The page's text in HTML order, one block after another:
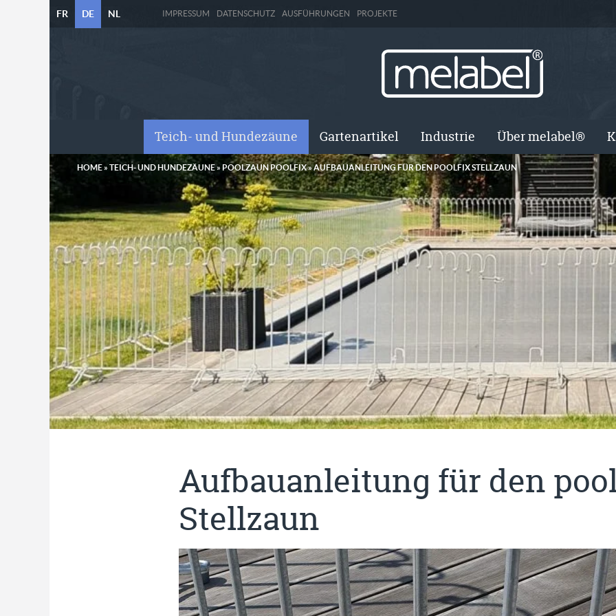
FR DE NL IMPRESSUM DATENSCHUTZ AUSFÜHRUNGEN PROJEKTE
Teich- und Hundezäune Gartenartikel Industrie Über melabel®
HOME » TEICH- UND HUNDEZÄUNE» POOLZAUN POOLFIX»AUFBAUANLEITUNG FÜR DEN POOLFIX STELLZAUN
Aufbauanleitung für den
Stellzaun